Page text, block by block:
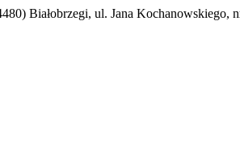
Białobrzegi, ul. Jana Kochanowskiego,